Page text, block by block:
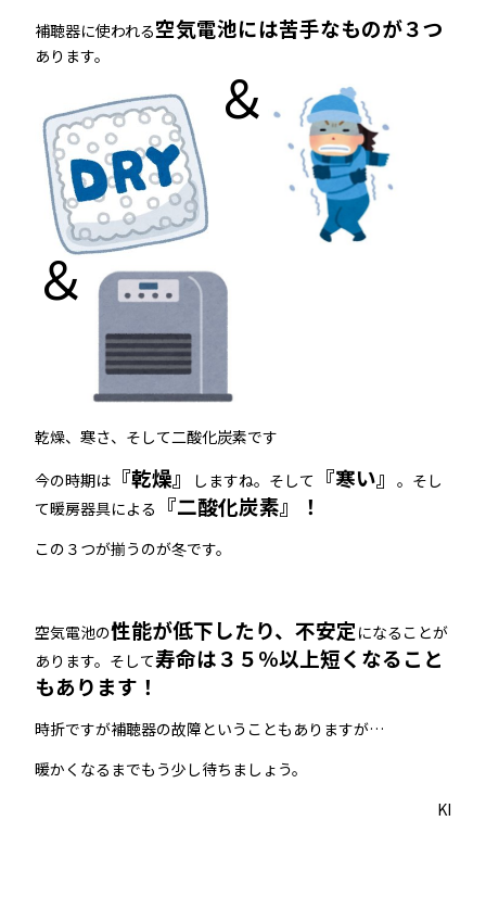
補聴器に使われる空気電池には苦手なものが３つ
あります。
＆
＆
乾燥、寒さ、そして二酸化炭素です
今の時期は 『乾燥』 しますね。そして 『寒い』。そし
て暖房器具による
『二酸化炭素』！
この３つが揃うのが冬です。
空気電池の性能が低下したり、不安定 になることが
あります。そして寿命は３５％以上短くなること
もあります！
時折ですが補聴器の故障ということもありますが…
暖かくなるまでもう少し待ちましょう。
KI